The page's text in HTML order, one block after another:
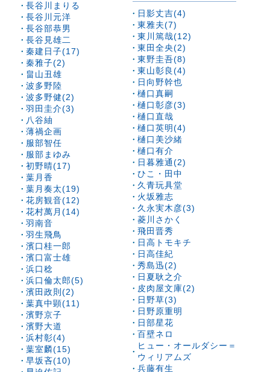
長谷川まりる
長谷川元洋
長谷部恭男
長谷見雄二
秦建日子(17)
秦雅子(2)
畠山丑雄
波多野陸
波多野健(2)
羽田圭介(3)
八谷紬
薄禍企画
服部智任
服部まゆみ
初野晴(17)
葉月香
葉月奏太(19)
花房観音(12)
花村萬月(14)
羽南音
羽生飛鳥
濱口桂一郎
濱口富士雄
浜口稔
浜口倫太郎(5)
濱田政則(2)
葉真中顕(11)
濱野京子
濱野大道
浜村彰(4)
葉室麟(15)
早坂吝(10)
日影丈吉(4)
東雅夫(7)
東川篤哉(12)
東田全央(2)
東野圭吾(8)
東山彰良(4)
日向野幹也
樋口真嗣
樋口彰彦(3)
樋口直哉
樋口英明(4)
樋口美沙緒
樋口有介
日暮雅通(2)
ひこ・田中
久青玩具堂
火坂雅志
久永実木彦(3)
菱川さかく
飛田晋秀
日高トモキチ
日高佳紀
秀島迅(2)
日夏耿之介
皮肉屋文庫(2)
日野草(3)
日野原重明
日部星花
百壁ネロ
ヒュー・オールダシー＝
ウィリアムズ
兵藤有生